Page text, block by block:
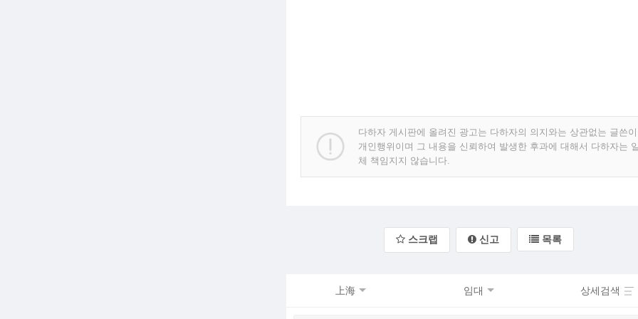
다하자 게시판에 올려진 광고는 다하자의 의지와는 상관없는 글쓴이
개인행위이며 그 내용을 신뢰하여 발생한 후과에 대해서 다하자는
체 책임지지 않습니다.
스크랩 신고 목록
上海 임대 상세검색